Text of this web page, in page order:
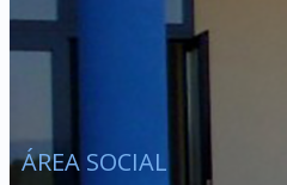
ÁREA SOCIAL